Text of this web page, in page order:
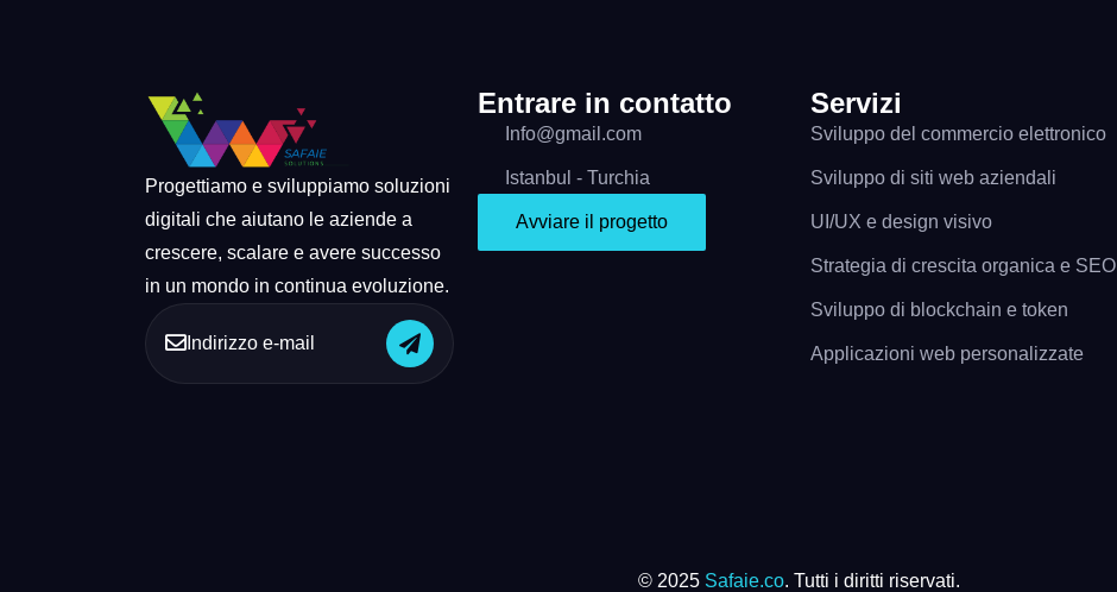
Progettiamo e sviluppiamo soluzioni
digitali che aiutano le aziende a
crescere, scalare e avere successo
in un mondo in continua evoluzione.
Entrare in contatto
Info@gmail.com
Istanbul - Turchia
Avviare il progetto
Servizi
Sviluppo del commercio elettronico
Sviluppo di siti web aziendali
UI/UX e design visivo
Strategia di crescita organica e SEO
Sviluppo di blockchain e token
Applicazioni web personalizzate
© 2025 Safaie.co. Tutti i diritti riservati.